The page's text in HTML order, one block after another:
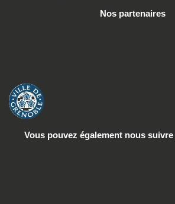
Nos partenaires
Vous pouvez également nous suivre